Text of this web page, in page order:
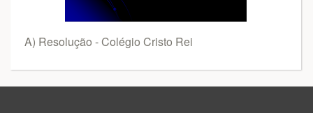
A) Resolução - Colégio Cristo Rei